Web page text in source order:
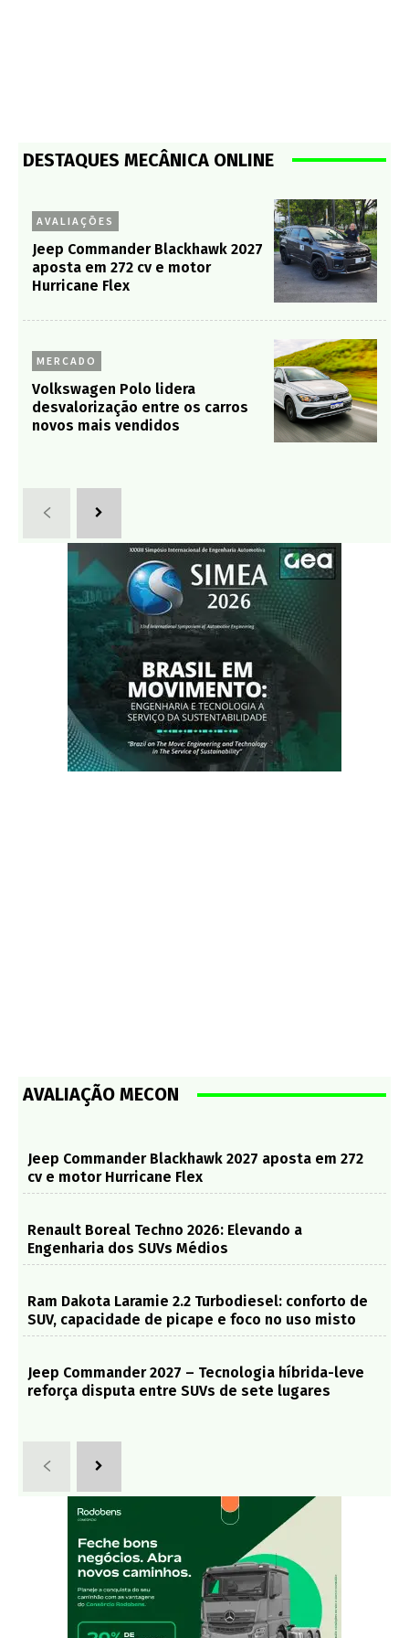
DESTAQUES MECÂNICA ONLINE
AVALIAÇÕES
Jeep Commander Blackhawk 2027
aposta em 272 cv e motor
Hurricane Flex
MERCADO
Volkswagen Polo lidera
desvalorização entre os carros
novos mais vendidos
AVALIAÇÃO MECON
Jeep Commander Blackhawk 2027 aposta em 272
cv e motor Hurricane Flex
Renault Boreal Techno 2026: Elevando a
Engenharia dos SUVs Médios
Ram Dakota Laramie 2.2 Turbodiesel: conforto de
SUV, capacidade de picape e foco no uso misto
Jeep Commander 2027 – Tecnologia híbrida-leve
reforça disputa entre SUVs de sete lugares